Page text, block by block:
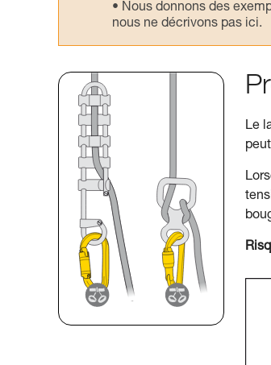
Nous donnons des
nous ne décrivons pas ici.
Le